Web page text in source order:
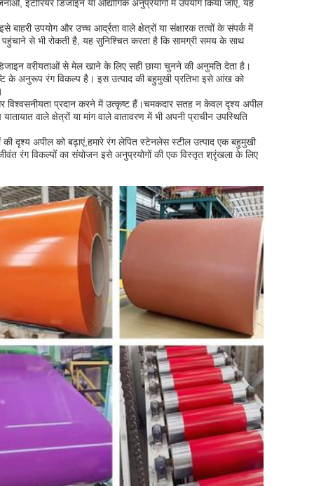
इंटीरियर डिजाइन या औद्योगिक अनुप्रयोगों में उपयोग किया जाए, यह
उपयोग और उच्च आर्द्रता वाले क्षेत्रों या संक्षारक तत्वों के संपर्क में
से भी रोकती है, यह सुनिश्चित करता है कि सामग्री समय के साथ
वरीयताओं से मेल खाने के लिए सही छाया चुनने की अनुमति देता है।
के अनुरूप रंग विकल्प है। इस उत्पाद की बहुमुखी प्रतिभा इसे आंख को
विश्वसनीयता प्रदान करने में उत्कृष्ट हैं।चमकदार सतह न केवल दृश्य अपील
वाले क्षेत्रों या मांग वाले वातावरण में भी अपनी प्राचीन उपस्थिति
दृश्य अपील को बढ़ाएं,हमारे रंग लेपित स्टेनलेस स्टील उत्पाद एक बहुमुखी
रंग विकल्पों का संयोजन इसे अनुप्रयोगों की एक विस्तृत श्रृंखला के लिए